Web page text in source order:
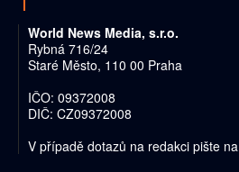
World News Media, s.r.o.
Rybná 716/24
Staré Město, 110 00 Praha
IČO: 09372008
DIČ: CZ09372008
V případě dotazů na redakci pište na